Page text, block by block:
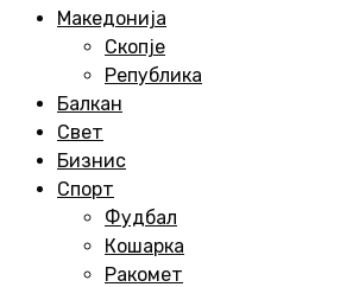
Македонија
Скопје
Република
Балкан
Свет
Бизнис
Спорт
Фудбал
Кошарка
Ракомет